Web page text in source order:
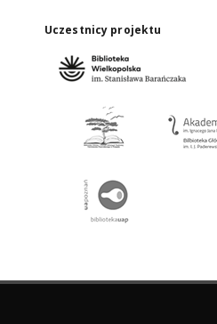
Uczestnicy projektu